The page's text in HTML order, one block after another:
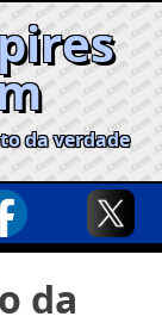
da verdade
da